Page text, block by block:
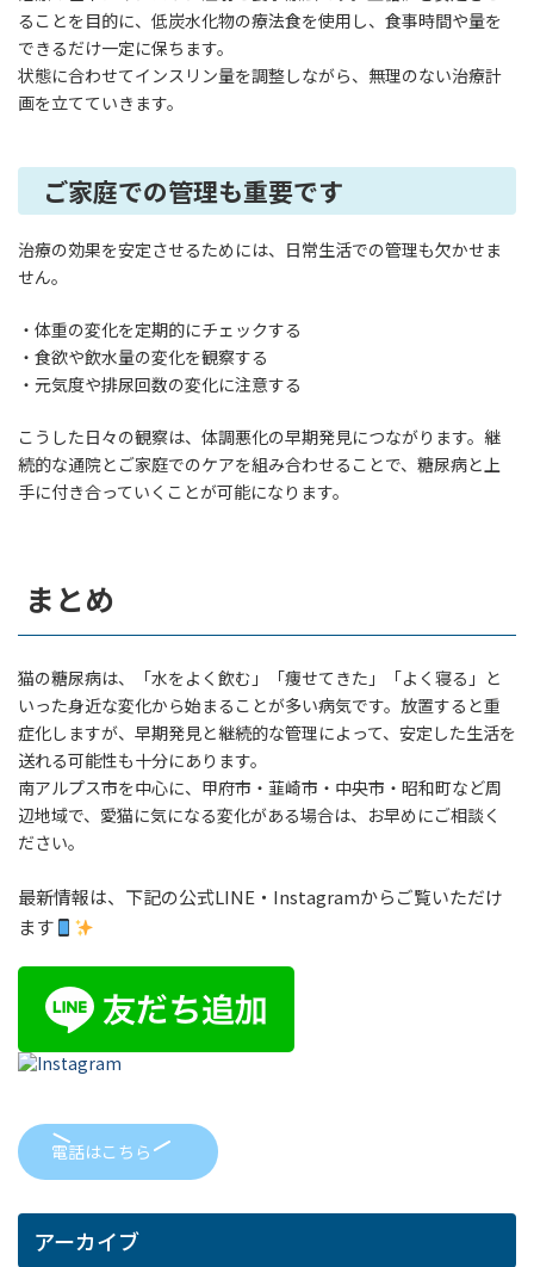
ることを目的に、低炭水化物の療法食を使用し、食事時間や量を
できるだけ一定に保ちます。
状態に合わせてインスリン量を調整しながら、無理のない治療計
画を立てていきます。
ご家庭での管理も重要です
治療の効果を安定させるためには、日常生活での管理も欠かせま
せん。
・体重の変化を定期的にチェックする
・食欲や飲水量の変化を観察する
・元気度や排尿回数の変化に注意する
こうした日々の観察は、体調悪化の早期発見につながります。継
続的な通院とご家庭でのケアを組み合わせることで、糖尿病と上
手に付き合っていくことが可能になります。
まとめ
猫の糖尿病は、「水をよく飲む」「痩せてきた」「よく寝る」と
いった身近な変化から始まることが多い病気です。放置すると重
症化しますが、早期発見と継続的な管理によって、安定した生活を
送れる可能性も十分にあります。
南アルプス市を中心に、甲府市・韮崎市・中央市・昭和町など周
辺地域で、愛猫に気になる変化がある場合は、お早めにご相談く
ださい。
最新情報は、下記の公式LINE・Instagramからご覧いただけ
ます
電話はこちら
アーカイブ